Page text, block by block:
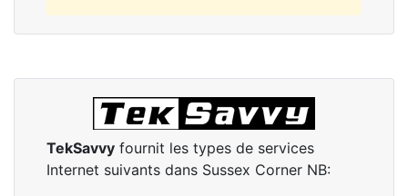
TekSavvy fournit les types de services
Internet suivants dans Sussex Corner NB: